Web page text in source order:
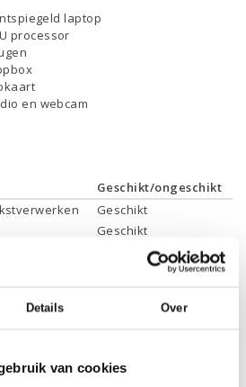
Details Over
van cookies
laptop
processor
en webcam
Geschikt/ongeschikt
Geschikt
Geschikt
Geschikt